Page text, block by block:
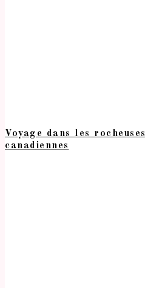
Voyage dans les rocheuses
canadiennes